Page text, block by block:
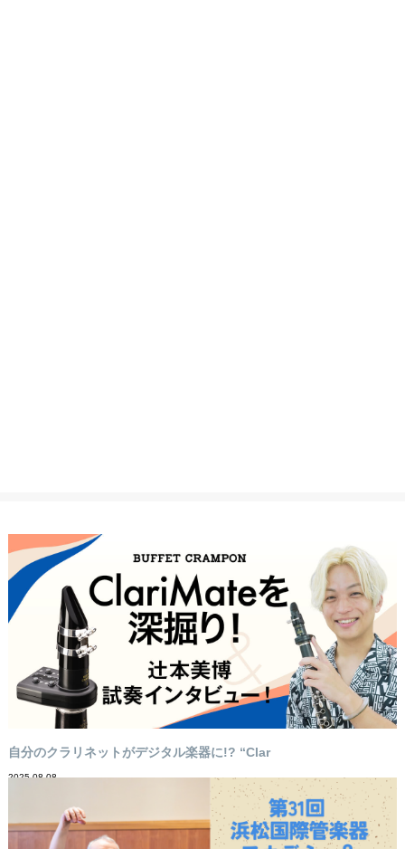
自分のクラリネットがデジタル楽器に!? “Clar
2025-08-08